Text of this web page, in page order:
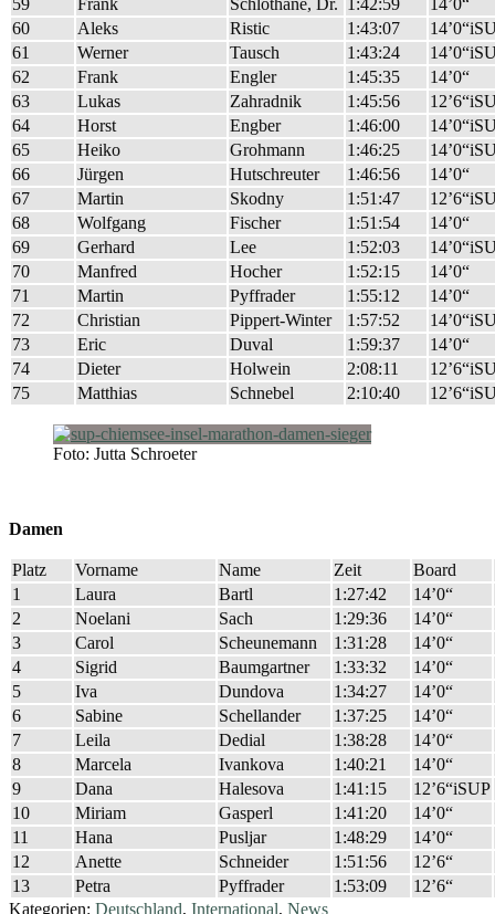
59
Frank Schlothane, Dr. 1:42:59
14’0“
60
Aleks Ristic 1:43:07
61
Werner Tausch 1:43:24
62
Frank Engler 1:45:35
14’0“
63
Lukas Zahradnik 1:45:56
64
Horst Engber 1:46:00
65
Heiko Grohmann 1:46:25
66
Jürgen Hutschreuter 1:46:56
14’0“
67
Martin Skodny 1:51:47
68
Wolfgang Fischer 1:51:54
14’0“
69
Gerhard Lee 1:52:03
70
Manfred Hocher 1:52:15
14’0“
71
Martin Pyffrader 1:55:12
14’0“
72
Christian Pippert-Winter 1:57:52
73
Eric Duval 1:59:37
14’0“
74
Dieter Holwein 2:08:11
75
Matthias Schnebel 2:10:40
Foto: Jutta Schroeter
Damen
Platz Vorname Name Zeit
Board
1
Laura Bartl 1:27:42
14’0“
2
Noelani Sach 1:29:36
14’0“
3
Carol Scheunemann 1:31:28
14’0“
4
Sigrid Baumgartner 1:33:32
14’0“
5
Iva Dundova 1:34:27
14’0“
6
Sabine Schellander 1:37:25
14’0“
7
Leila Dedial 1:38:28
14’0“
8
Marcela Ivankova 1:40:21
14’0“
9
Dana Halesova 1:41:15
12’6“iSUP
10
Miriam Gasperl 1:41:20
14’0“
11
Hana Pusljar 1:48:29
14’0“
12
Anette Schneider 1:51:56
12’6“
13
Petra Pyffrader 1:53:09
12’6“
Kategorien: Deutschland, International, News